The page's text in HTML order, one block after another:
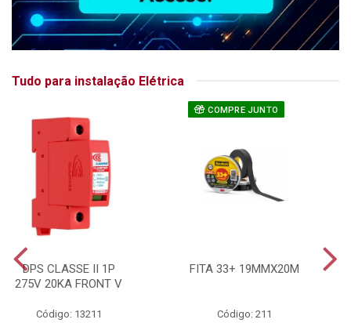
Tudo para instalação Elétrica
DPS CLASSE II 1P
275V 20KA FRONT V
Código: 13211
COMPRE JUNTO
FITA 33+ 19MMX20M
Código: 211